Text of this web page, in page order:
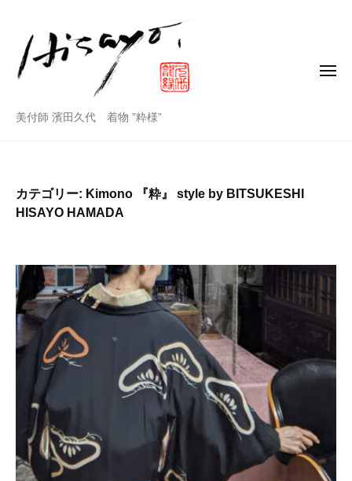
美
濱
代
公
式
ホ
ー
ジ
美付師 濱田久代 着物 ”粋様”
メ
カテゴリー: Kimono 『粋』 style by BITSUKESHI
HISAYO HAMADA
濱
久
ホ
ー
ー
ジ